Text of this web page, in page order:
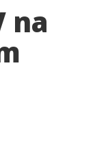
na